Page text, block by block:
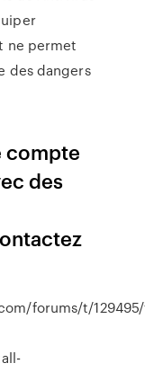
ne permet
des dangers
compte
des
forums/t/